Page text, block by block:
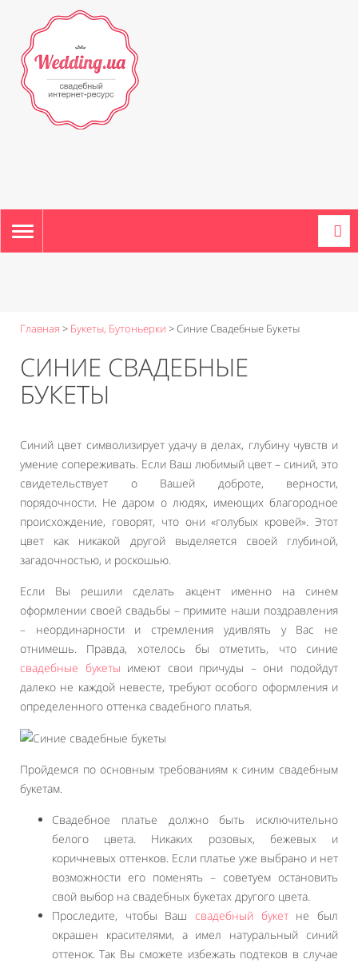
TOGGLE
NAVIGATION
Главная > Букеты, Бутоньерки >Синие Свадебные Букеты
СИНИЕ СВАДЕБНЫЕ
БУКЕТЫ
Синий цвет символизирует удачу в делах, глубину чувств и
умение сопереживать. Если Ваш любимый цвет – синий, это
свидетельствует о Вашей доброте, верности,
порядочности. Не даром о людях, имеющих благородное
происхождение, говорят, что они «голубых кровей». Этот
цвет как никакой другой выделяется своей глубиной,
загадочностью, и роскошью.
Если Вы решили сделать акцент именно на синем
оформлении своей свадьбы – примите наши поздравления
– неординарности и стремления удивлять у Вас не
отнимешь. Правда, хотелось бы отметить, что синие
свадебные букеты имеют свои причуды – они подойдут
далеко не каждой невесте, требуют особого оформления и
определенного оттенка свадебного платья.
Пройдемся по основным требованиям к синим свадебным
букетам.
Свадебное платье должно быть исключительно
белого цвета. Никаких розовых, бежевых и
коричневых оттенков. Если платье уже выбрано и нет
возможности его поменять – советуем остановить
свой выбор на свадебных букетах другого цвета.
Проследите, чтобы Ваш свадебный букетне был
окрашен красителями, а имел натуральный синий
оттенок. Так Вы сможете избежать подтеков в случае